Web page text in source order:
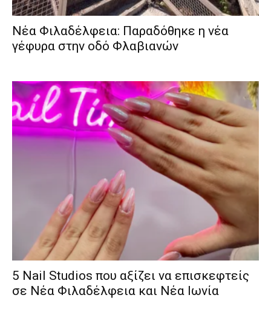
Νέα Φιλαδέλφεια: Παραδόθηκε η νέα
γέφυρα στην οδό Φλαβιανών
5 Nail Studios που αξίζει να επισκεφτείς
σε Νέα Φιλαδέλφεια και Νέα Ιωνία